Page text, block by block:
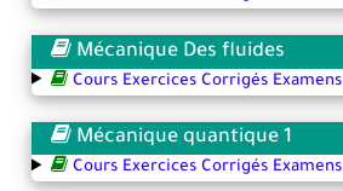
Mécanique Des fluides
Cours Exercices Corrigés Examens
Mécanique quantique 1
Cours Exercices Corrigés Examens